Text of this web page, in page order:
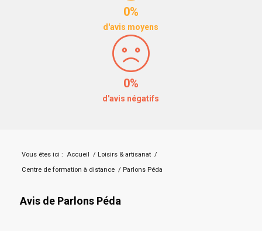
0%
d'avis moyens
0%
d'avis négatifs
Vous êtes ici : Accueil / Loisirs & artisanat /
Centre de formation à distance / Parlons Péda
Avis de Parlons Péda